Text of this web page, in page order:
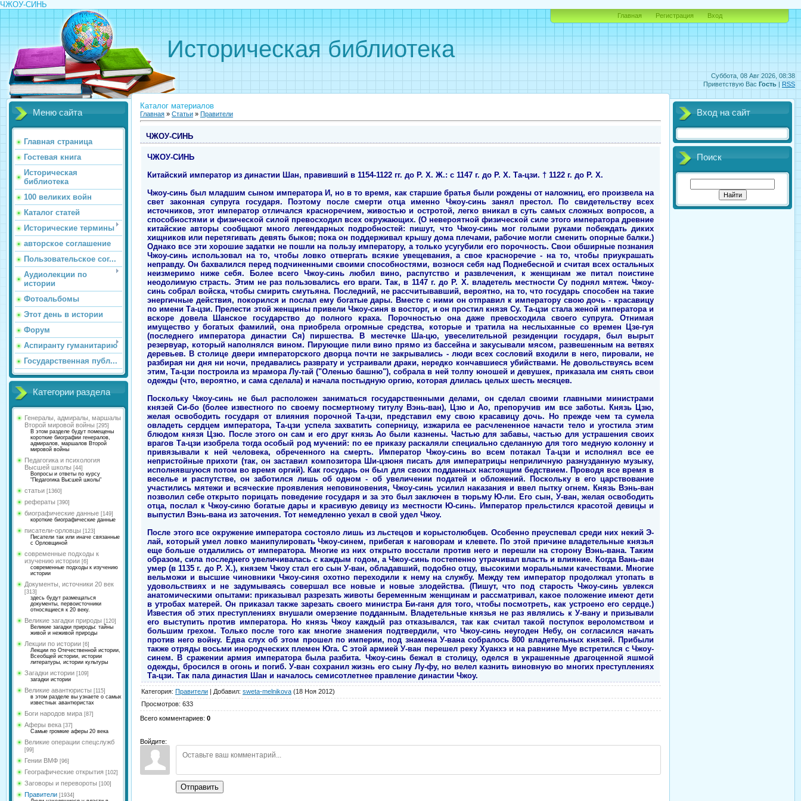
ЧЖОУ-СИНЬ
Суббота, 08 Авг 2026, 08:38
Приветствую Вас Гость | RSS
Историческая библиотека
Главная Регистрация Вход
Меню сайта
Главная страница
Гостевая книга
Историческая
библиотека
100 великих войн
Каталог статей
Исторические термины
авторское соглашение
Пользовательское сог...
Аудиолекции по
истории
Фотоальбомы
Этот день в истории
Форум
Аспиранту гуманитарию
Государственная публ...
Категории раздела
Генералы, адмиралы, маршалы
Второй мировой войны [295]
В этом разделе будут помещены
короткие биографии генералов,
адмиралов, маршалов Второй
мировой войны
Педагогика и психология
Высшей школы [44]
Вопросы и ответы по курсу
"Педагогика Высшей школы"
статьи [1360]
рефераты [390]
биографические данные [149]
короткие биографические данные
писатели-орловцы [123]
Писатели так или иначе связанные
с Орловщиной
современные подходы к
изучению истории [6]
современные подходы к изучению
истории
Документы, источники 20 век
[313]
здесь будут размещаться
документы, первоисточники
относящиеся к 20 веку.
Великие загадки природы [120]
Великие загадки природы: тайны
живой и неживой природы
Лекции по истории [6]
Лекции по Отечественной истории,
Всеобщей истории, истории
литературы, истории культуры
Загадки истории [109]
загадки истории
Великие авантюристы [115]
в этом разделе вы узнаете о самых
известных авантюристах
Боги народов мира [87]
Аферы века [37]
Самые громкие аферы 20 века
Великие операции спецслужб
[99]
Гении ВМФ [96]
Географические открытия [102]
Заговоры и перевороты [100]
Правители [1934]
Каталог материалов
Главная » Статьи » Правители
ЧЖОУ-СИНЬ
ЧЖОУ-СИНЬ
Китайский император из династии Шан, правивший в 1154-1122 гг. до Р. Х. Ж.: с 1147 г. до Р. Х. Та-цзи. † 1122 г. до Р. Х.
Чжоу-синь был младшим сыном императора И, но в то время, как старшие братья были рождены от наложниц, его произвела на
свет законная супруга государя. Поэтому после смерти отца именно Чжоу-синь занял престол. По свидетельству всех
источников, этот император отличался красноречием, живостью и остротой, легко вникал в суть самых сложных вопросов, а
способностями и физической силой превосходил всех окружающих. (О невероятной физической силе этого императора древние
китайские авторы сообщают много легендарных подробностей: пишут, что Чжоу-синь мог голыми руками побеждать диких
хищников или перетягивать девять быков; пока он поддерживал крышу дома плечами, рабочие могли сменить опорные балки.)
Однако все эти хорошие задатки не пошли на пользу императору, а только усугубили его порочность. Свои обширные познания
Чжоу-синь использовал на то, чтобы ловко отвергать всякие увещевания, а свое красноречие - на то, чтобы приукрашать
неправду. Он бахвалился перед подчиненными своими способностями, вознося себя над Поднебесной и считая всех остальных
неизмеримо ниже себя. Более всего Чжоу-синь любил вино, распутство и развлечения, к женщинам же питал поистине
неодолимую страсть. Этим не раз пользовались его враги. Так, в 1147 г. до Р. Х. владетель местности Су поднял мятеж. Чжоу-
синь собрал войска, чтобы смирить смутьяна. Последний, не рассчитывавший, вероятно, на то, что государь способен на такие
энергичные действия, покорился и послал ему богатые дары. Вместе с ними он отправил к императору свою дочь - красавицу
по имени Та-цзи. Прелести этой женщины привели Чжоу-синя в восторг, и он простил князя Су. Та-цзи стала женой императора и
вскоре довела Шанское государство до полного краха. Порочностью она даже превосходила своего супруга. Отнимая
имущество у богатых фамилий, она приобрела огромные средства, которые и тратила на неслыханные со времен Цзе-гуя
(последнего императора династии Ся) пиршества. В местечке Ша-цю, увеселительной резиденции государя, был вырыт
резервуар, который наполнялся вином. Пирующие пили вино прямо из бассейна и закусывали мясом, развешенным на ветвях
деревьев. В столице двери императорского дворца почти не закрывались - люди всех сословий входили в него, пировали, не
разбирая ни дня ни ночи, предавались разврату и устраивали драки, нередко кончавшиеся убийствами. Не довольствуясь всем
этим, Та-цзи построила из мрамора Лу-тай ("Оленью башню"), собрала в ней толпу юношей и девушек, приказала им снять свои
одежды (что, вероятно, и сама сделала) и начала постыдную оргию, которая длилась целых шесть месяцев.
Поскольку Чжоу-синь не был расположен заниматься государственными делами, он сделал своими главными министрами
князей Си-бо (более известного по своему посмертному титулу Вэнь-ван), Цзю и Ао, препоручив им все заботы. Князь Цзю,
желая освободить государя от влияния порочной Та-цзи, представил ему свою красавицу дочь. Но прежде чем та сумела
овладеть сердцем императора, Та-цзи успела захватить соперницу, изжарила ее расчлененное начасти тело и угостила этим
блюдом князя Цзю. После этого он сам и его друг князь Ао были казнены. Частью для забавы, частью для устрашения своих
врагов Та-цзи изобрела тогда особый род мучений: по ее приказу раскаляли специально сделанную для того медную колонну и
привязывали к ней человека, обреченного на смерть. Император Чжоу-синь во всем потакал Та-цзи и исполнял все ее
непристойные прихоти (так, он заставил композитора Ши-цзюня писать для императрицы неприличную разнузданную музыку,
исполнявшуюся потом во время оргий). Как государь он был для своих подданных настоящим бедствием. Проводя все время в
веселье и распутстве, он заботился лишь об одном - об увеличении податей и обложений. Поскольку в его царствование
участились мятежи и всяческие проявления неповиновения, Чжоу-синь усилил наказания и ввел пытку огнем. Князь Вэнь-ван
позволил себе открыто порицать поведение государя и за это был заключен в тюрьму Ю-ли. Его сын, У-ван, желая освободить
отца, послал к Чжоу-синю богатые дары и красивую девицу из местности Ю-синь. Император прельстился красотой девицы и
выпустил Вэнь-вана из заточения. Тот немедленно уехал в свой удел Чжоу.
После этого все окружение императора состояло лишь из льстецов и корыстолюбцев. Особенно преуспевал среди них некий Э-
лай, который умел ловко манипулировать Чжоу-синем, прибегая к наговорам и клевете. По этой причине владетельные князья
еще больше отдалились от императора. Многие из них открыто восстали против него и перешли на сторону Вэнь-вана. Таким
образом, сила последнего увеличивалась с каждым годом, а Чжоу-синь постепенно утрачивал власть и влияние. Когда Вань-ван
умер (в 1135 г. до Р. Х.), князем Чжоу стал его сын У-ван, обладавший, подобно отцу, высокими моральными качествами. Многие
вельможи и высшие чиновники Чжоу-синя охотно переходили к нему на службу. Между тем император продолжал утопать в
удовольствиях и не задумываясь совершал все новые и новые злодейства. (Пишут, что под старость Чжоу-синь увлекся
анатомическими опытами: приказывал разрезать животы беременным женщинам и рассматривал, какое положение имеют дети
в утробах матерей. Он приказал также зарезать своего министра Би-ганя для того, чтобы посмотреть, как устроено его сердце.)
Известия об этих преступлениях внушали омерзение подданным. Владетельные князья не раз являлись к У-вану и призывали
его выступить против императора. Но князь Чжоу каждый раз отказывался, так как считал такой поступок вероломством и
большим грехом. Только после того как многие знамения подтвердили, что Чжоу-синь неугоден Небу, он согласился начать
против него войну. Едва слух об этом прошел по империи, под знамена У-вана собралось 800 владетельных князей. Прибыли
также отряды восьми инородческих племен Юга. С этой армией У-ван перешел реку Хуанхэ и на равнине Муе встретился с Чжоу-
синем. В сражении армия императора была разбита. Чжоу-синь бежал в столицу, оделся в украшенные драгоценной яшмой
одежды, бросился в огонь и погиб. У-ван сохранил жизнь его сыну Лу-фу, но велел казнить виновную во многих преступлениях
Та-цзи. Так пала династия Шан и началось семисотлетнее правление династии Чжоу.
Категория: Правители | Добавил: sweta-melnikova (18 Ноя 2012)
Просмотров: 633
Всего комментариев: 0
Войдите:
Отправить
Вход на сайт
Поиск